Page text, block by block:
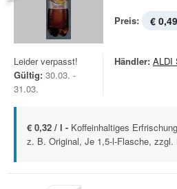
Preis: € 0,49
Leider verpasst!
Gültig: 30.03. -
31.03.
Händler: ALDI
€ 0,32 / l - Koffeinhaltiges
z. B. Original, Je 1,5-l-Flasche, zzgl.